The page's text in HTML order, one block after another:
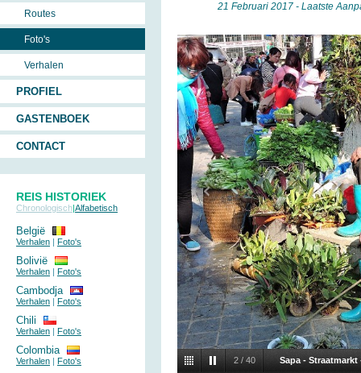
21 Februari 2017 - Laatste
2 / 40 Sapa -
Routes
Foto's
Verhalen
PROFIEL
GASTENBOEK
CONTACT
REIS HISTORIEK
Chronologisch|Alfabetisch
België
Verhalen | Foto's
Bolivië
Verhalen | Foto's
Cambodja
Verhalen | Foto's
Chili
Verhalen | Foto's
Colombia
Verhalen | Foto's